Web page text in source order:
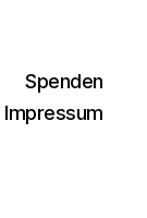
Spenden
Impressum